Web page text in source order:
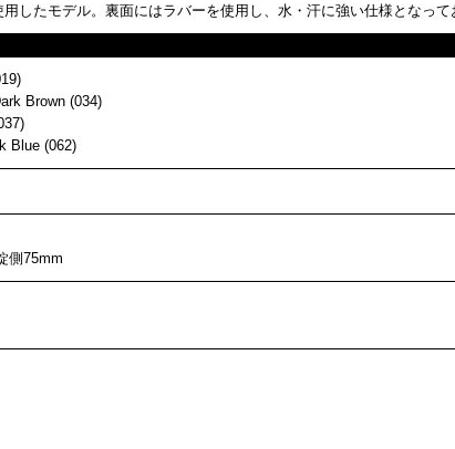
したモデル。裏面にはラバーを使用し、水・汗に強い仕様となって
Brown (034)
Blue (062)
側75mm